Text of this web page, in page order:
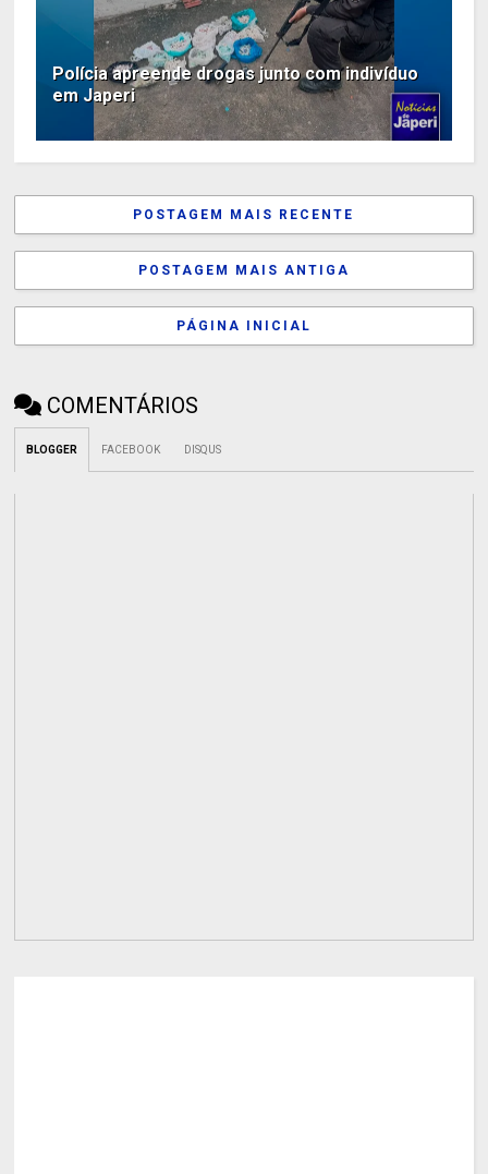
Polícia apreende drogas junto com indivíduo
em Japeri
POSTAGEM MAIS RECENTE
POSTAGEM MAIS ANTIGA
PÁGINA INICIAL
COMENTÁRIOS
BLOGGER FACEBOOK DISQUS